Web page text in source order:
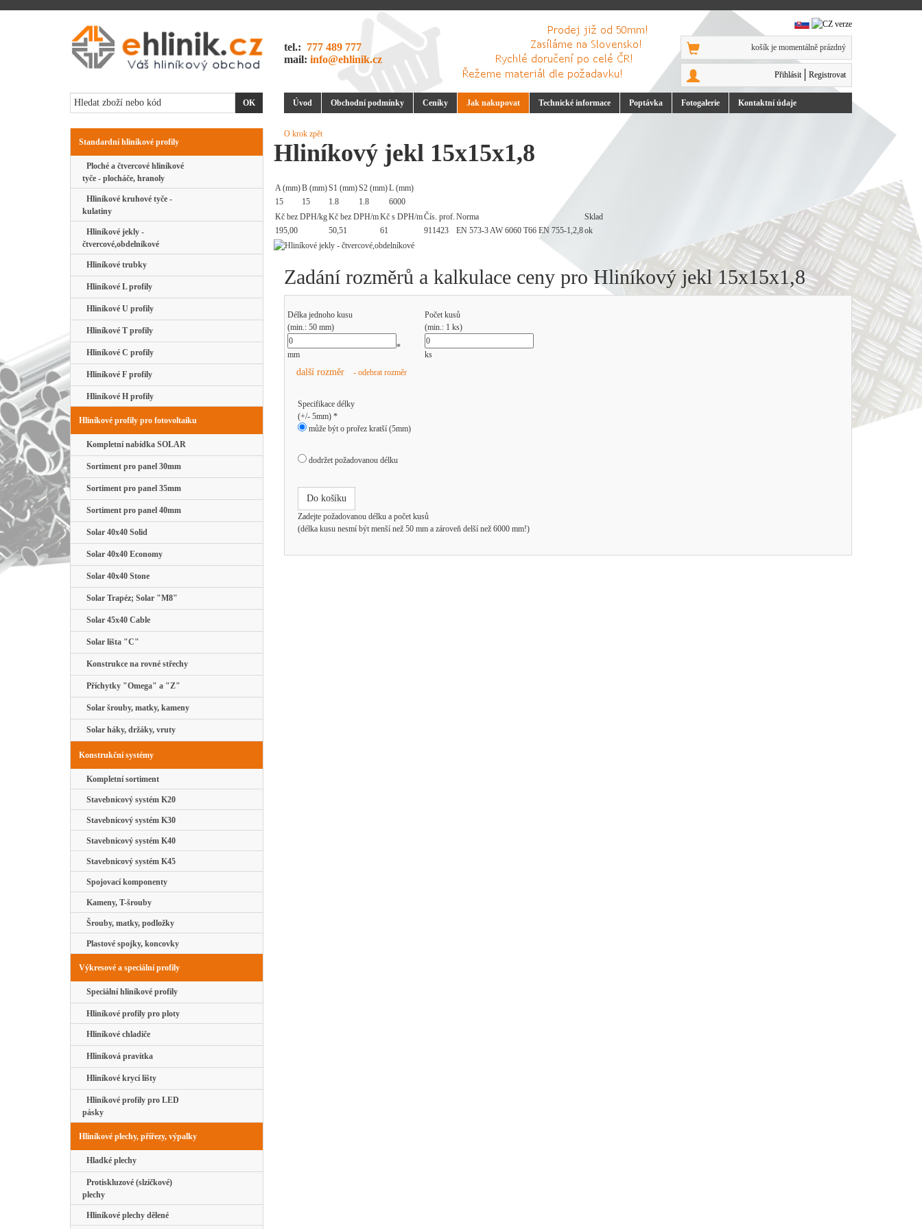
tel.: 777 489 777
mail: info@ehlinik.cz
košík je momentálně prázdný
Přihlásit Registrovat
Úvod Obchodní podmínky Ceníky Jak nakupovat Technické informace Poptávka Fotogalerie Kontaktní údaje
Standardní hliníkové profily
Ploché a čtvercové hliníkové
tyče - plocháče, hranoly
Hliníkové kruhové tyče -
kulatiny
Hliníkové jekly -
čtvercové,obdelníkové
Hliníkové trubky
Hliníkové L profily
Hliníkové U profily
Hliníkové T profily
Hliníkové C profily
Hliníkové F profily
Hliníkové H profily
Hliníkové profily pro fotovoltaiku
Kompletní nabídka SOLAR
Sortiment pro panel 30mm
Sortiment pro panel 35mm
Sortiment pro panel 40mm
Solar 40x40 Solid
Solar 40x40 Economy
Solar 40x40 Stone
Solar Trapéz; Solar "M8"
Solar 45x40 Cable
Solar lišta "C"
Konstrukce na rovné střechy
Příchytky "Omega" a "Z"
Solar šrouby, matky, kameny
Solar háky, držáky, vruty
Konstrukční systémy
Kompletní sortiment
Stavebnicový systém K20
Stavebnicový systém K30
Stavebnicový systém K40
Stavebnicový systém K45
Spojovací komponenty
Kameny, T-šrouby
Šrouby, matky, podložky
Plastové spojky, koncovky
Výkresové a speciální profily
Speciální hliníkové profily
Hliníkové profily pro ploty
Hliníkové chladiče
Hliníková pravítka
Hliníkové krycí lišty
Hliníkové profily pro LED
pásky
Hliníkové plechy, přířezy, výpalky
Hladké plechy
Protiskluzové (slzičkové)
plechy
Hliníkové plechy dělené
O krok zpět
Hliníkový jekl 15x15x1,8
A (mm)B (mm)S1 (mm)S2 (mm)L (mm)
15
15 1.8 1.8
6000
Kč bez DPH/kgKč bez DPH/mKč s DPH/mČís. prof. Norma
Sklad
195,00
50,51 61 911423 EN 573-3 AW 6060 T66 EN 755-1,2,8ok
Zadání rozměrů a kalkulace ceny pro Hliníkový jekl 15x15x1,8
Délka jednoho kusu
(min.: 50 mm)
Počet kusů
(min.: 1 ks)
mm
*
ks
další rozměr - odebrat rozměr
Specifikace délky
(+/- 5mm) *
může být o prořez kratší (5mm)
dodržet požadovanou délku
Do košíku
Zadejte požadovanou délku a počet kusů
(délka kusu nesmí být menší než 50 mm a zároveň delší než 6000 mm!)